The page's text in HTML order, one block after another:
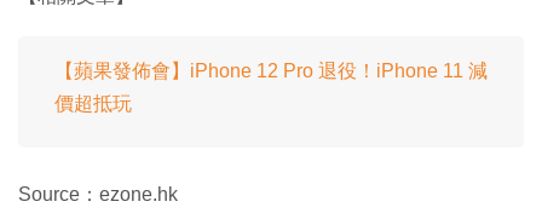
【蘋果發佈會】iPhone 12 Pro 退役！iPhone 11 減
價超抵玩
Source：ezone.hk